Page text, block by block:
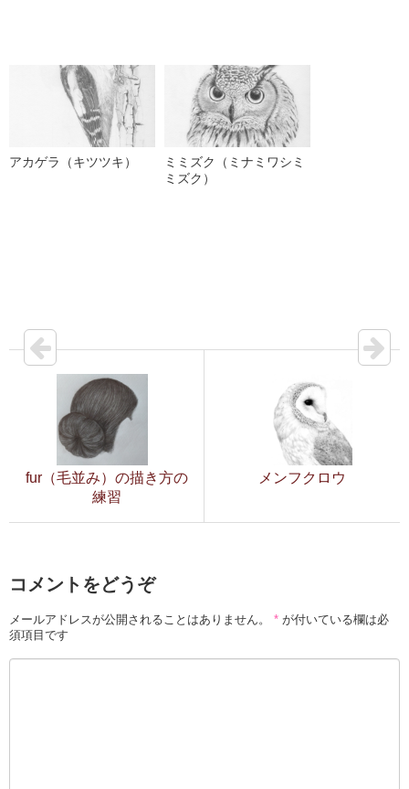
アカゲラ（キツツキ）
ミミズク（ミナミワシミ
ミズク）
fur（毛並み）の描き方の
練習
メンフクロウ
コメントをどうぞ
メールアドレスが公開されることはありません。 * が付いている欄は必
須項目です